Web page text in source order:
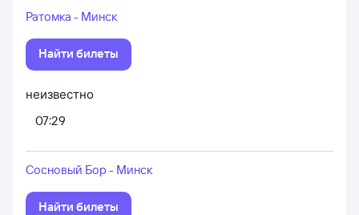
Ратомка - Минск
Найти билеты
неизвестно
07:29
Сосновый Бор - Минск
Найти билеты